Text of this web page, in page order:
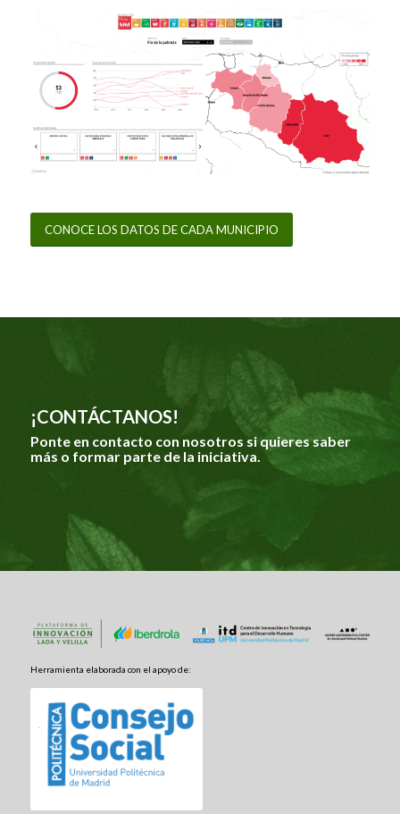
CONOCE LOS DATOS DE CADA MUNICIPIO
¡CONTÁCTANOS!
Ponte en contacto con nosotros si quieres saber
más o formar parte de la iniciativa.
Herramienta elaborada con el apoyo de: